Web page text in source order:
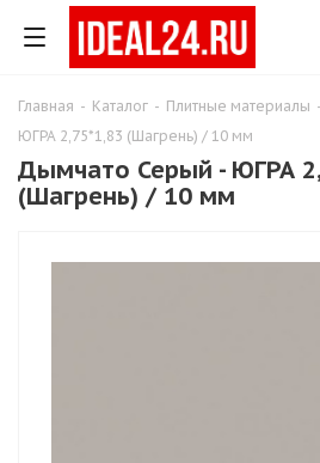
Главная - Каталог - Плитные материалы -
ЮГРА 2,75*1,83 (Шагрень) / 10 мм
Дымчато Серый - ЮГРА
(Шагрень) / 10 мм